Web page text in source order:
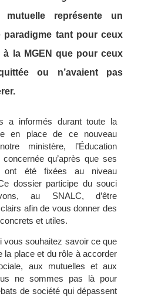
représente un
paradigme tant pour ceux
à la MGEN que pour ceux
ou n’avaient pas
a informés durant toute la
en place de ce nouveau
ministère, l’Éducation
concernée qu’après que ses
ont été fixées au niveau
dossier participe du souci
au SNALC, d’être
afin de vous donner des
et utiles.
vous souhaitez savoir ce que
la place et du rôle à accorder
aux mutuelles et aux
ne sommes pas là pour
de société qui dépassent